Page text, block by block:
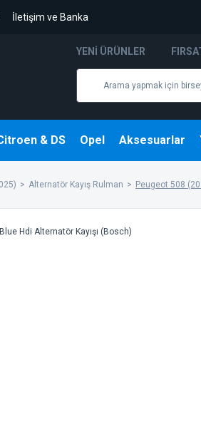
İletişim ve Banka
YENI ÜRÜNLER
& DS Opel Aksesuarlar
Alternatör Kayış Rulman Peugeot 508